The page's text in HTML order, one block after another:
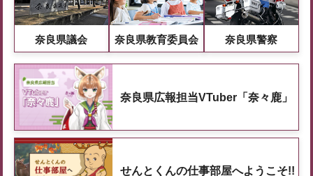
奈良県議会 奈良県教育委員会 奈良県警察
奈良県広報担当VTuber「奈々鹿」
せんとくんの仕事部屋へようこそ!!